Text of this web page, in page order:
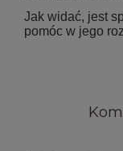
Jak widać, jest
pomóc w jego